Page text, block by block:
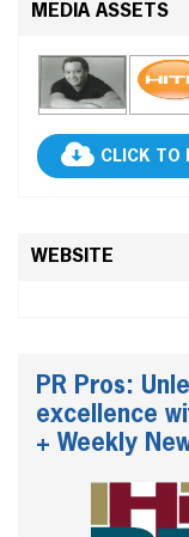
MEDIA ASSETS
CLICK TO
WEBSITE
PR Pros:
excellence
+ Weekly